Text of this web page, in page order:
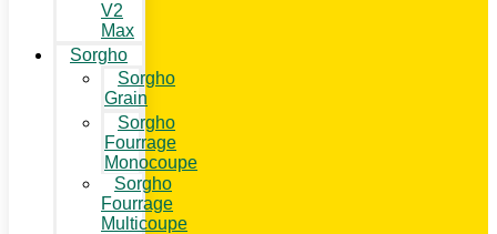
V2
Max
Sorgho
Sorgho
Grain
Sorgho
Fourrage
Monocoupe
Sorgho
Fourrage
Multicoupe